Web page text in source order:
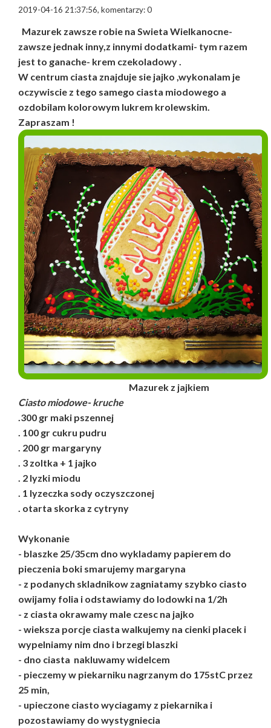
2019-04-16 21:37:56, komentarzy: 0
Mazurek zawsze robie na Swieta Wielkanocne-
zawsze jednak inny,z innymi dodatkami- tym razem
jest to ganache- krem czekoladowy .
W centrum ciasta znajduje sie jajko ,wykonalam je
oczywiscie z tego samego ciasta miodowego a
ozdobilam kolorowym lukrem krolewskim.
Zapraszam !
Mazurek z jajkiem
Ciasto miodowe- kruche
.300 gr maki pszennej
. 100 gr cukru pudru
. 200 gr margaryny
. 3 zoltka + 1 jajko
. 2 lyzki miodu
. 1 lyzeczka sody oczyszczonej
. otarta skorka z cytryny
Wykonanie
- blaszke 25/35cm dno wykladamy papierem do
pieczenia boki smarujemy margaryna
- z podanych skladnikow zagniatamy szybko ciasto
owijamy folia i odstawiamy do lodowki na 1/2h
- z ciasta okrawamy male czesc na jajko
- wieksza porcje ciasta walkujemy na cienki placek i
wypelniamy nim dno i brzegi blaszki
- dno ciasta nakluwamy widelcem
- pieczemy w piekarniku nagrzanym do 175stC przez
25 min,
- upieczone ciasto wyciagamy z piekarnika i
pozostawiamy do wystygniecia